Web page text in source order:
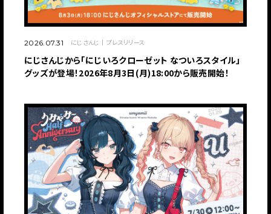
2026.07.31 にじさんじ プレスリリース
にじさんじから「にじいろクローゼット なついろスタイル」
グッズが登場！2026年8月3日(月)18:00から販売開始！